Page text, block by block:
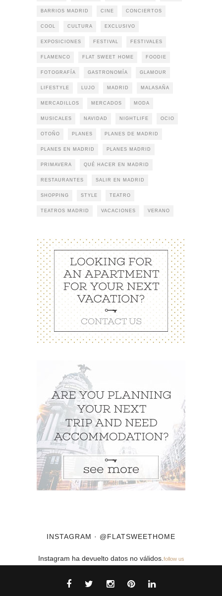
BARRIOS MADRID CINE CONCIERTOS
COOL CULTURA EXCLUSIVO
EXPOSICIONES FESTIVAL FESTIVALES
FLAMENCO FLAT SWEET HOME FOODIE
FOTOGRAFÍA GASTRONOMÍA GLAMOUR
LIFESTYLE LUJO MADRID MALASAÑA
MERCADILLOS MERCADOS MODA
MUSICALES NAVIDAD NIGHTLIFE OCIO
OTOÑO PLANES PLANES DE MADRID
PLANES EN MADRID PLANES MADRID
PRIMAVERA QUÉ HACER EN MADRID
RESTAURANTES SALIR EN MADRID
SHOPPING STYLE TEATRO
TEATROS MADRID VACACIONES VERANO
INSTAGRAM · @FLATSWEETHOME
Instagram ha devuelto datos no válidos. follow us